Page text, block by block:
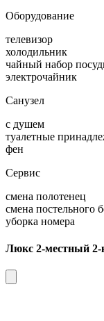
Оборудование
телевизор
холодильник
чайный набор
электрочайник
Санузел
с душем
туалетные
фен
Сервис
смена полотенец
смена постельного
уборка номера
Люкс 2-местный